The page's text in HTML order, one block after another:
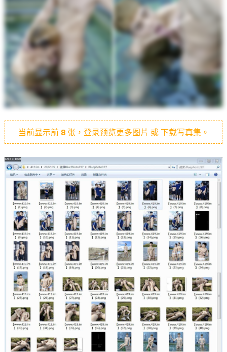
当前显示前 8张，登录预览更多图片 或 下载写真集。